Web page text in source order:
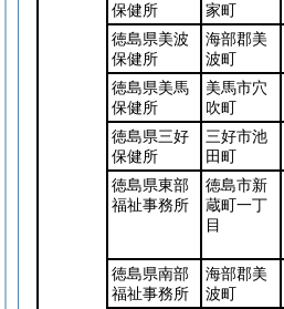
保健所
家町
徳島県美波
保健所
海部郡美
波町
徳島県美馬
保健所
美馬市穴
吹町
徳島県三好
保健所
三好市池
田町
徳島県東部
福祉事務所
徳島市新
蔵町一丁
目
徳島県南部
福祉事務所
海部郡美
波町